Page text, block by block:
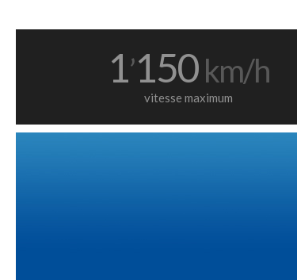
1’150km/h
vitesse maximum